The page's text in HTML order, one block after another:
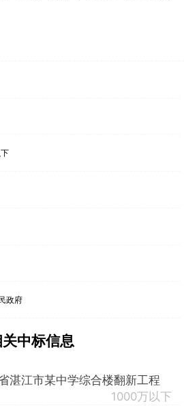
政府
中标信息
湛江市某中学综合楼翻新工程
1000万以下